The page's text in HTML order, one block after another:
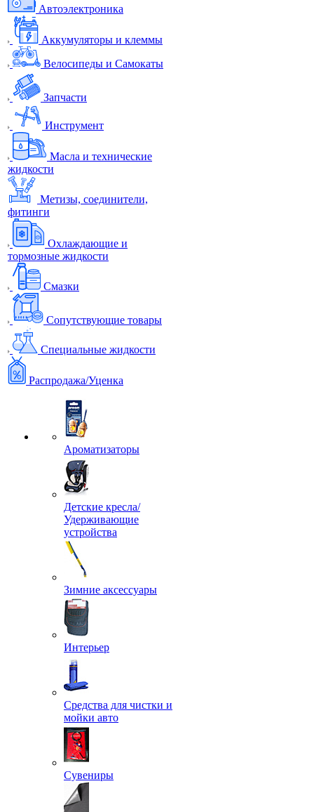
Автоэлектроника
Аккумуляторы и клеммы
Велосипеды и Самокаты
Запчасти
Инструмент
Масла и технические
жидкости
Метизы, соединители,
фитинги
Охлаждающие и
тормозные жидкости
Смазки
Сопутствующие товары
Специальные жидкости
Распродажа/Уценка
Ароматизаторы
Детские кресла/
Удерживающие
устройства
Зимние аксессуары
Интерьер
Средства для чистки и
мойки авто
Сувениры